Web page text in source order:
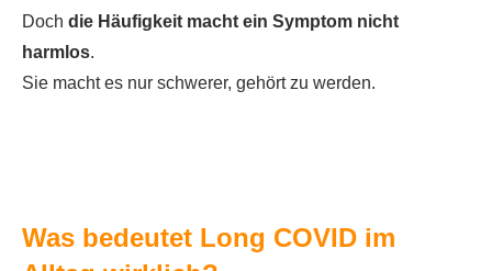
Doch die Häufigkeit macht ein Symptom nicht
harmlos.
Sie macht es nur schwerer, gehört zu werden.
Was bedeutet Long COVID im